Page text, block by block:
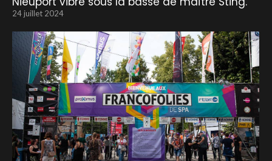
24 juillet 2024